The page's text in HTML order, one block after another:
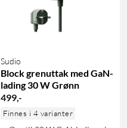
Sudio
Block grenuttak med GaN-
lading 30 W Grønn
499,-
Finnes i 4 varianter